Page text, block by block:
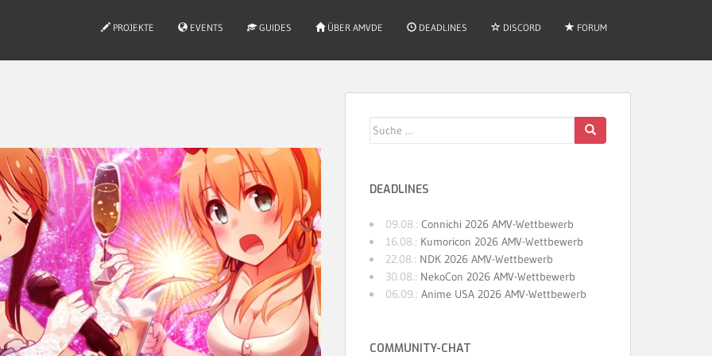
PROJEKTE EVENTS GUIDES ÜBER AMVDE DEADLINES DISCORD FORUM
Suche
DEADLINES
09.08.: Connichi 2026 AMV-Wettbewerb
16.08.: Kumoricon 2026 AMV-Wettbewerb
22.08.: NDK 2026 AMV-Wettbewerb
30.08.: NekoCon 2026 AMV-Wettbewerb
06.09.: Anime USA 2026 AMV-Wettbewerb
COMMUNITY-CHAT